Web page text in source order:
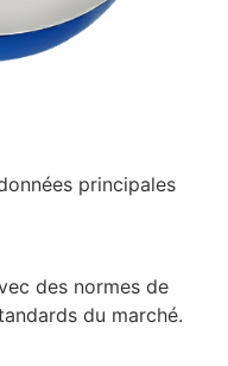
principales
des normes de
du marché.